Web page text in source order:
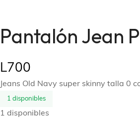
Pantalón Jean
L700
Jeans Old Navy super skinny talla 0
1 disponibles
1 disponibles